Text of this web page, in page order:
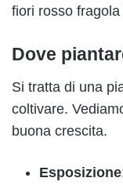
fiori rosso
Dove
Si tratta di una
coltivare.
buona crescita.
Esposizione